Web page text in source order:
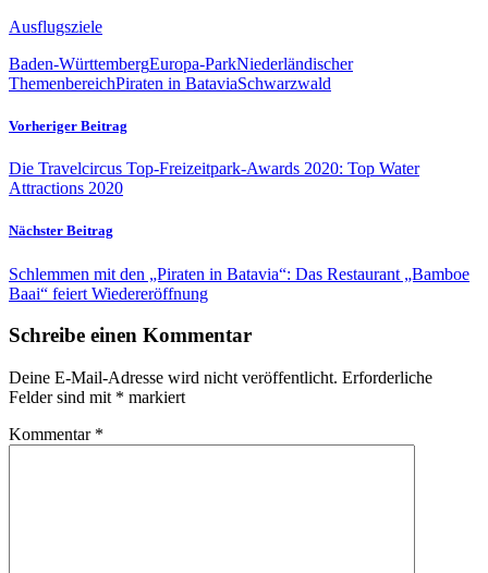
Ausflugsziele
Baden-WürttembergEuropa-ParkNiederländischer
ThemenbereichPiraten in BataviaSchwarzwald
Vorheriger Beitrag
Die Travelcircus Top-Freizeitpark-Awards 2020: Top Water
Attractions 2020
Nächster Beitrag
Schlemmen mit den „Piraten in Batavia“: Das Restaurant „Bamboe
Baai“ feiert Wiedereröffnung
Schreibe einen Kommentar
Deine E-Mail-Adresse wird nicht veröffentlicht. Erforderliche
Felder sind mit * markiert
Kommentar *